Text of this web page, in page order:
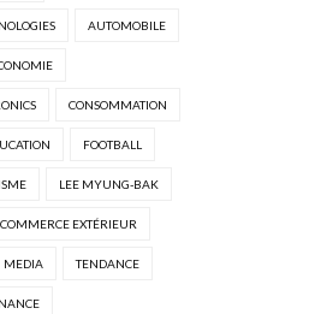
AUTOMOBILE
CONSOMMATION
FOOTBALL
LEE MYUNG-BAK
COMMERCE EXTÉRIEUR
MEDIA TENDANCE